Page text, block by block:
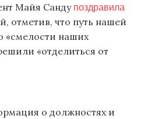
Майя Санду поздравила
отметив, что путь нашей
«смелости наших
«отделиться от
о должностях и